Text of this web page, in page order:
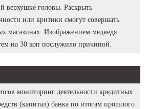
верхушке головы. Раскрыть
или критики смогут совершать
магазинах. Изображением медведя
на 30 коп послужило причиной.
мониторинг деятельности кредитных
(капитал) банка по итогам прошлого